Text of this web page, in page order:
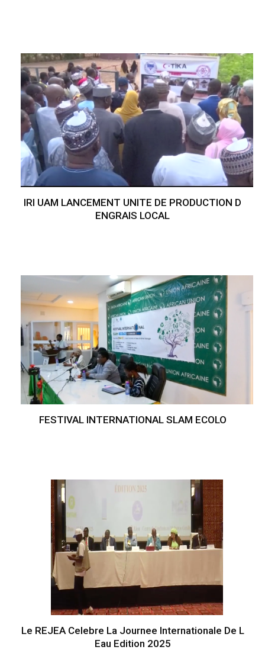
IRI UAM LANCEMENT UNITE DE PRODUCTION D
ENGRAIS LOCAL
FESTIVAL INTERNATIONAL SLAM ECOLO
Le REJEA Celebre La Journee Internationale De L
Eau Edition 2025